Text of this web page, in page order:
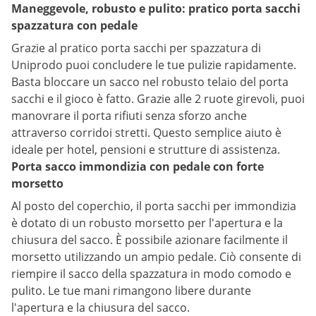
Maneggevole, robusto e pulito: pratico porta sacchi
spazzatura con pedale
Grazie al pratico porta sacchi per spazzatura di
Uniprodo puoi concludere le tue pulizie rapidamente.
Basta bloccare un sacco nel robusto telaio del porta
sacchi e il gioco è fatto. Grazie alle 2 ruote girevoli, puoi
manovrare il porta rifiuti senza sforzo anche
attraverso corridoi stretti. Questo semplice aiuto è
ideale per hotel, pensioni e strutture di assistenza.
Porta sacco immondizia con pedale con forte
morsetto
Al posto del coperchio, il porta sacchi per immondizia
è dotato di un robusto morsetto per l'apertura e la
chiusura del sacco. È possibile azionare facilmente il
morsetto utilizzando un ampio pedale. Ciò consente di
riempire il sacco della spazzatura in modo comodo e
pulito. Le tue mani rimangono libere durante
l'apertura e la chiusura del sacco.